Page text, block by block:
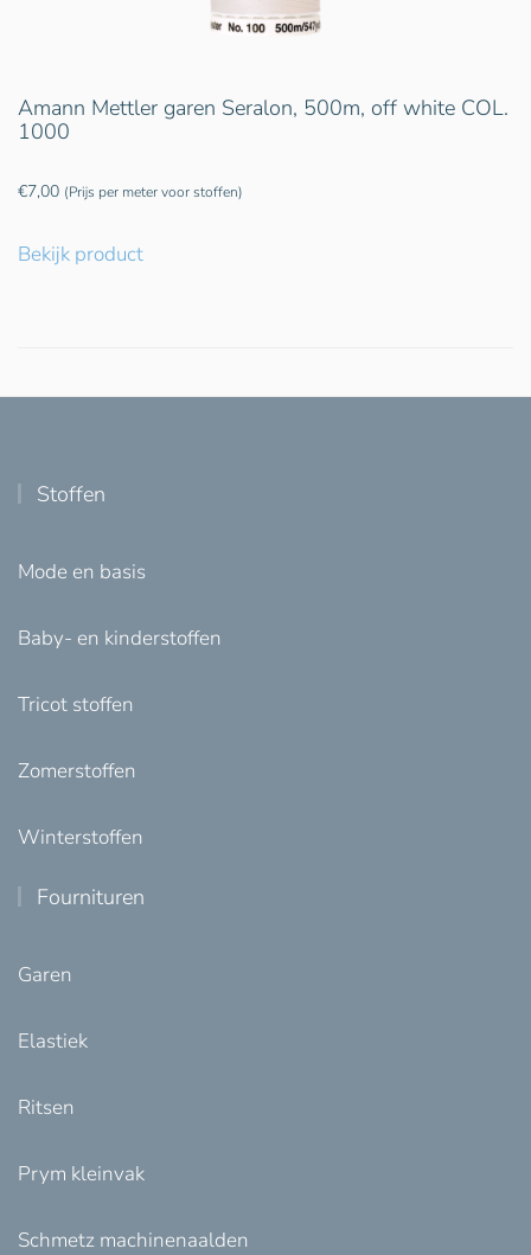
Amann Mettler garen Seralon, 500m, off white COL.
1000
€7,00 (Prijs per meter voor stoffen)
Bekijk product
Stoffen
Mode en basis
Baby- en kinderstoffen
Tricot stoffen
Zomerstoffen
Winterstoffen
Fournituren
Garen
Elastiek
Ritsen
Prym kleinvak
Schmetz machinenaalden